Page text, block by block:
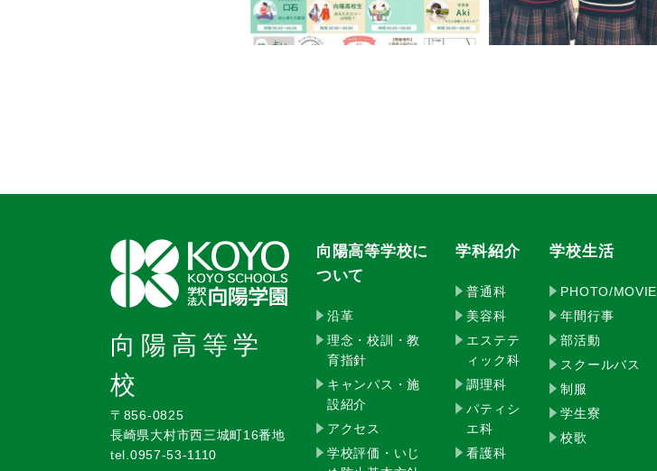
向陽高等学
校
〒856-0825
長崎県大村市西三城町16番地
tel.0957-53-1110
向陽高等学校に
ついて
沿革
理念・校訓・教
育指針
キャンパス・施
設紹介
アクセス
学校評価・いじ
学科紹介
普通科
美容科
エステテ
ィック科
調理科
パティシ
エ科
看護科
学校生活
PHOTO/MOVIE
年間行事
部活動
スクールバス
制服
学生寮
校歌